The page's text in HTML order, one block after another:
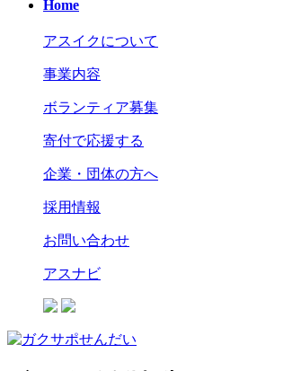
Home
アスイクについて
事業内容
ボランティア募集
寄付で応援する
企業・団体の方へ
採用情報
お問い合わせ
アスナビ